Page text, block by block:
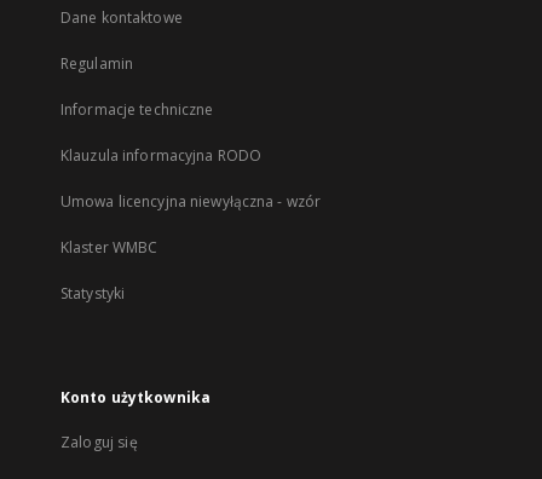
Dane kontaktowe
Regulamin
Informacje techniczne
Klauzula informacyjna RODO
Umowa licencyjna niewyłączna - wzór
Klaster WMBC
Statystyki
Konto użytkownika
Zaloguj się